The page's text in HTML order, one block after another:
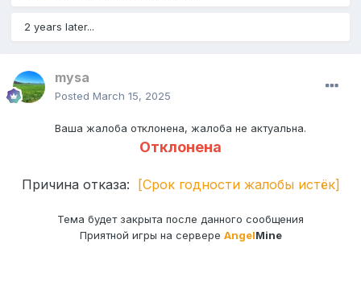
2 years later...
mysa
Posted March 15, 2025
Ваша жалоба отклонена, жалоба не актуальна.
Отклонена
Причина отказа: [Срок годности жалобы истëк]
Тема будет закрыта после данного сообщения
Приятной игры на сервере AngelMine